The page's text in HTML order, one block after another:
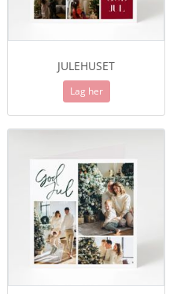
JULEHUSET
Lag her